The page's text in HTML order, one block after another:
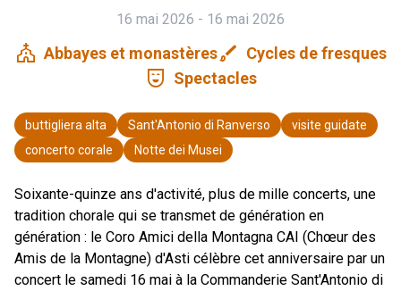
16 mai 2026 - 16 mai 2026
church Abbayes et monastèresbrush Cycles de fresques
comedy_mask Spectacles
buttigliera alta Sant'Antonio di Ranverso
visite guidate
concerto corale
Notte dei Musei
Soixante-quinze ans d'activité, plus de mille concerts, une
tradition chorale qui se transmet de génération en
génération : le Coro Amici della Montagna CAI (Chœur des
Amis de la Montagne) d'Asti célèbre cet anniversaire par un
concert le samedi 16 mai à la Commanderie Sant'Antonio di